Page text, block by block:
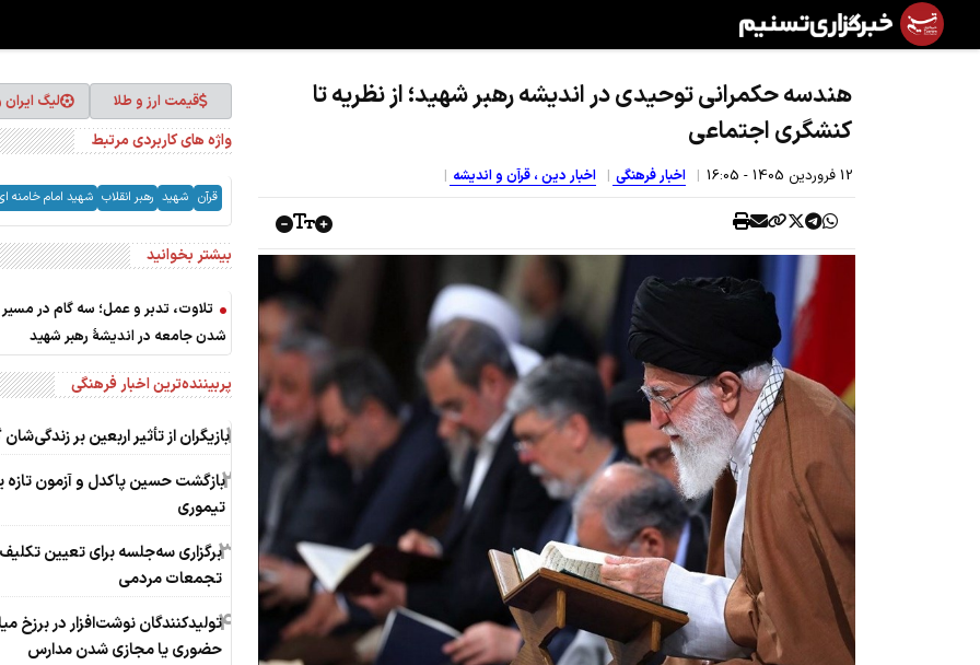
هندسه حکمرانی توحیدی در اندیشه رهبر شهید؛ از نظریه تا
کنشگری اجتماعی
12 فروردين 1405 - 16:05 اخبار فرهنگی اخبار دین ، قرآن و اندیشه
قیمت ارز و طلا لیگ
واژه های کاربردی مرتبط
قرآن شهید رهبر انقلاب شهید امام خامنه
بیشتر بخوانید
تلاوت، تدبر و عمل؛ سه گام در مسیر
شدن جامعه در اندیشۀ رهبر شهید
پربیننده‌ترین اخبار فرهنگی
1بازیگران از تأثیر اربعین بر
2بازگشت حسین پاکدل و آزمون
تیموری
3برگزاری سه‌جلسه برای تعیین تکلیف
تجمعات مردمی
4تولیدکنندگان نوشت‌افزار در برزخ
حضوری یا مجازی شدن مدارس